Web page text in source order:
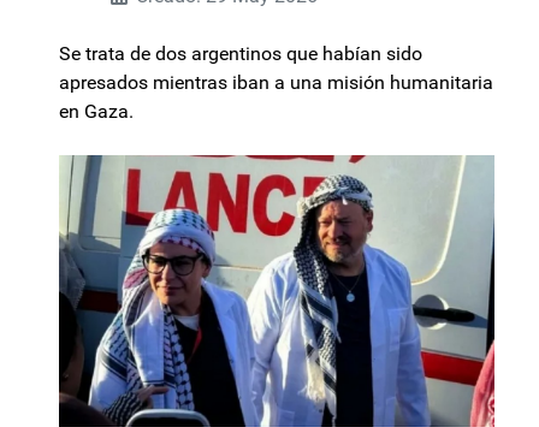
Se trata de dos argentinos que habían sido
apresados mientras iban a una misión humanitaria
en Gaza.